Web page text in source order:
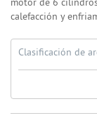
motor de 6
calefacción y
Clasificación de